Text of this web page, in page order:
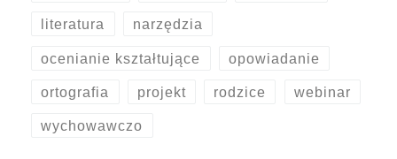
literatura narzędzia
ocenianie kształtujące opowiadanie
ortografia projekt rodzice webinar
wychowawczo